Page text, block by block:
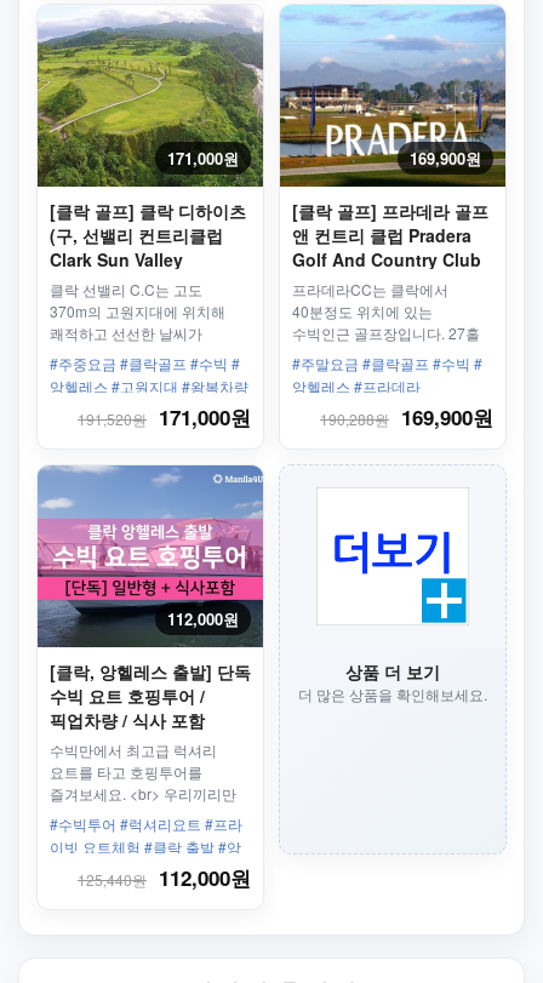
171,000원
[클락 골프] 클락 디하이츠
(구, 선밸리 컨트리클럽
Clark Sun Valley
Country Club) 차량 +
그린피 18홀 - 평일/주중
클락 선밸리 C.C는 고도
370m의 고원지대에 위치해
쾌적하고 선선한 날씨가
장점입니다.
#주중요금 #클락골프 #수빅 #
앙헬레스 #고원지대 #왕복차량
#앙헬레스골프 #팜팡가 골프
191,520원 171,000원
169,900원
[클락 골프] 프라데라 골프
앤 컨트리 클럽 Pradera
Golf And Country Club
왕복픽업차량 + 그린피
바우처 18홀 - 주말/휴일
프라데라CC는 클락에서
40분정도 위치에 있는
수빅인근 골프장입니다. 27홀
플레이가 가능한 골프장입니다
#주말요금 #클락골프 #수빅 #
앙헬레스 #프라데라
190,288원
169,900원
112,000원
[클락, 앙헬레스 출발] 단독
수빅 요트 호핑투어 /
픽업차량 / 식사 포함
수빅만에서 최고급 럭셔리
요트를 타고 호핑투어를
즐겨보세요. <br> 우리끼리만
탑승하는 상품으로 클락/
앙헬레스 내의 호텔에서부터
차량을 제공해 드리고
있습니다.
#수빅투어 #럭셔리요트 #프라
이빗 요트체험 #클락 출발 #앙
헬레스 출발 #차량포함 #식사
125,440원 112,000원
상품 더 보기
더 많은 상품을 확인해보세요.